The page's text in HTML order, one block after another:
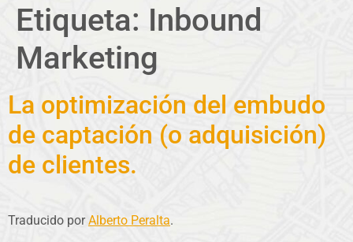
Etiqueta: Inbound
Marketing
La optimización del embudo
de captación (o adquisición)
de clientes.
Traducido porAlberto Peralta.